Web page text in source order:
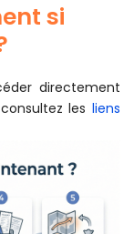
si
directement
les liens